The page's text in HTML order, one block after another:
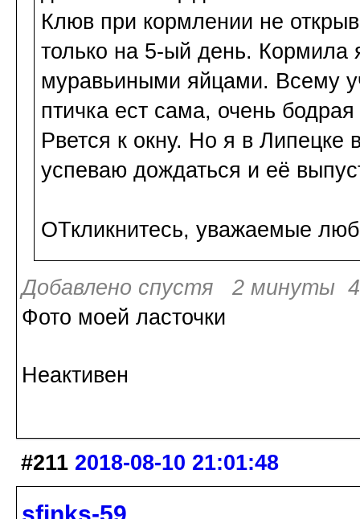
Клюв при кормлении не
только на 5-ый день.
муравьиными яйцами. Всему
птичка ест сама, очень
Рвется к окну. Но я в
успеваю дождаться и её
ОТкликнитесь, уважаемые
Добавлено спустя 2 минуты 4
Фото моей ласточки
Неактивен
#211 2018-08-10 21:01:48